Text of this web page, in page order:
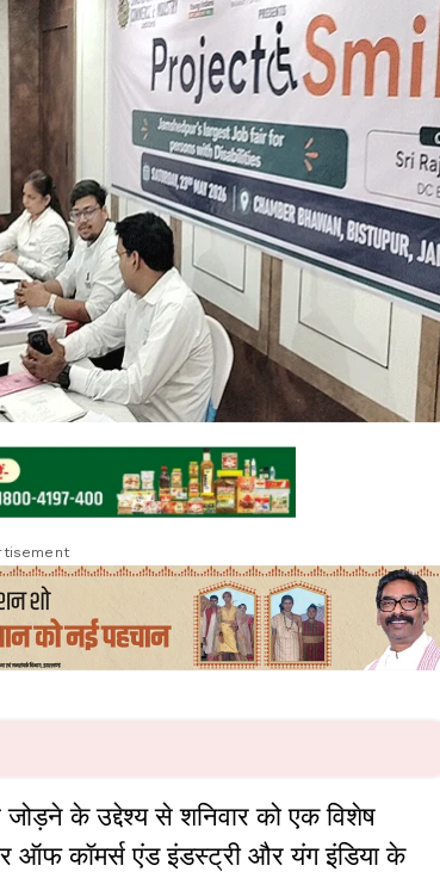
जोड़ने के उद्देश्य से शनिवार को एक विशेष
ऑफ कॉमर्स एंड इंडस्ट्री और यंग इंडिया के